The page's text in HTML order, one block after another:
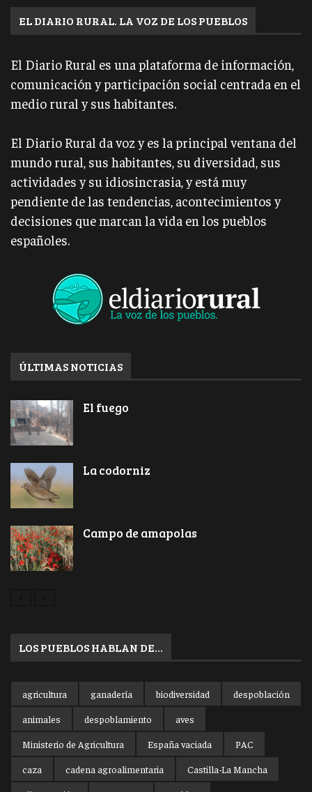
EL DIARIO RURAL. LA VOZ DE LOS PUEBLOS
El Diario Rural es una plataforma de información,
comunicación y participación social centrada en el
medio rural y sus habitantes.
El Diario Rural da voz y es la principal ventana del
mundo rural, sus habitantes, su diversidad, sus
actividades y su idiosincrasia, y está muy
pendiente de las tendencias, acontecimientos y
decisiones que marcan la vida en los pueblos
españoles.
ÚLTIMAS NOTICIAS
El fuego
La codorniz
Campo de amapolas
LOS PUEBLOS HABLAN DE…
agricultura ganadería biodiversidad
despoblación
animales
despoblamiento
aves
Ministerio de Agricultura
España vaciada
PAC
caza
cadena agroalimentaria
Castilla-La Mancha